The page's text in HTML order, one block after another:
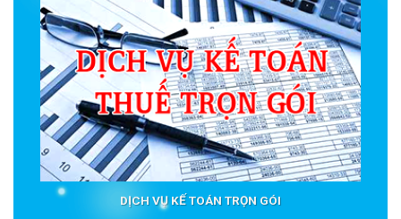
DỊCH VỤ KẾ TOÁN TRỌN GÓI